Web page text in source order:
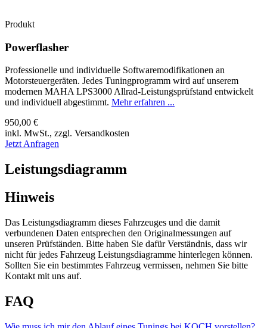
Produkt
Powerflasher
Professionelle und individuelle Softwaremodifikationen an
Motorsteuergeräten. Jedes Tuningprogramm wird auf unserem
modernen MAHA LPS3000 Allrad-Leistungsprüfstand entwickelt
und individuell abgestimmt. Mehr erfahren ...
950,00 €
inkl. MwSt., zzgl. Versandkosten
Jetzt Anfragen
Leistungsdiagramm
Hinweis
Das Leistungsdiagramm dieses Fahrzeuges und die damit
verbundenen Daten entsprechen den Originalmessungen auf
unseren Prüfständen. Bitte haben Sie dafür Verständnis, dass wir
nicht für jedes Fahrzeug Leistungsdiagramme hinterlegen können.
Sollten Sie ein bestimmtes Fahrzeug vermissen, nehmen Sie bitte
Kontakt mit uns auf.
FAQ